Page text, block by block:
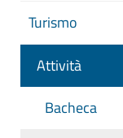
Turismo
Attività
Bacheca